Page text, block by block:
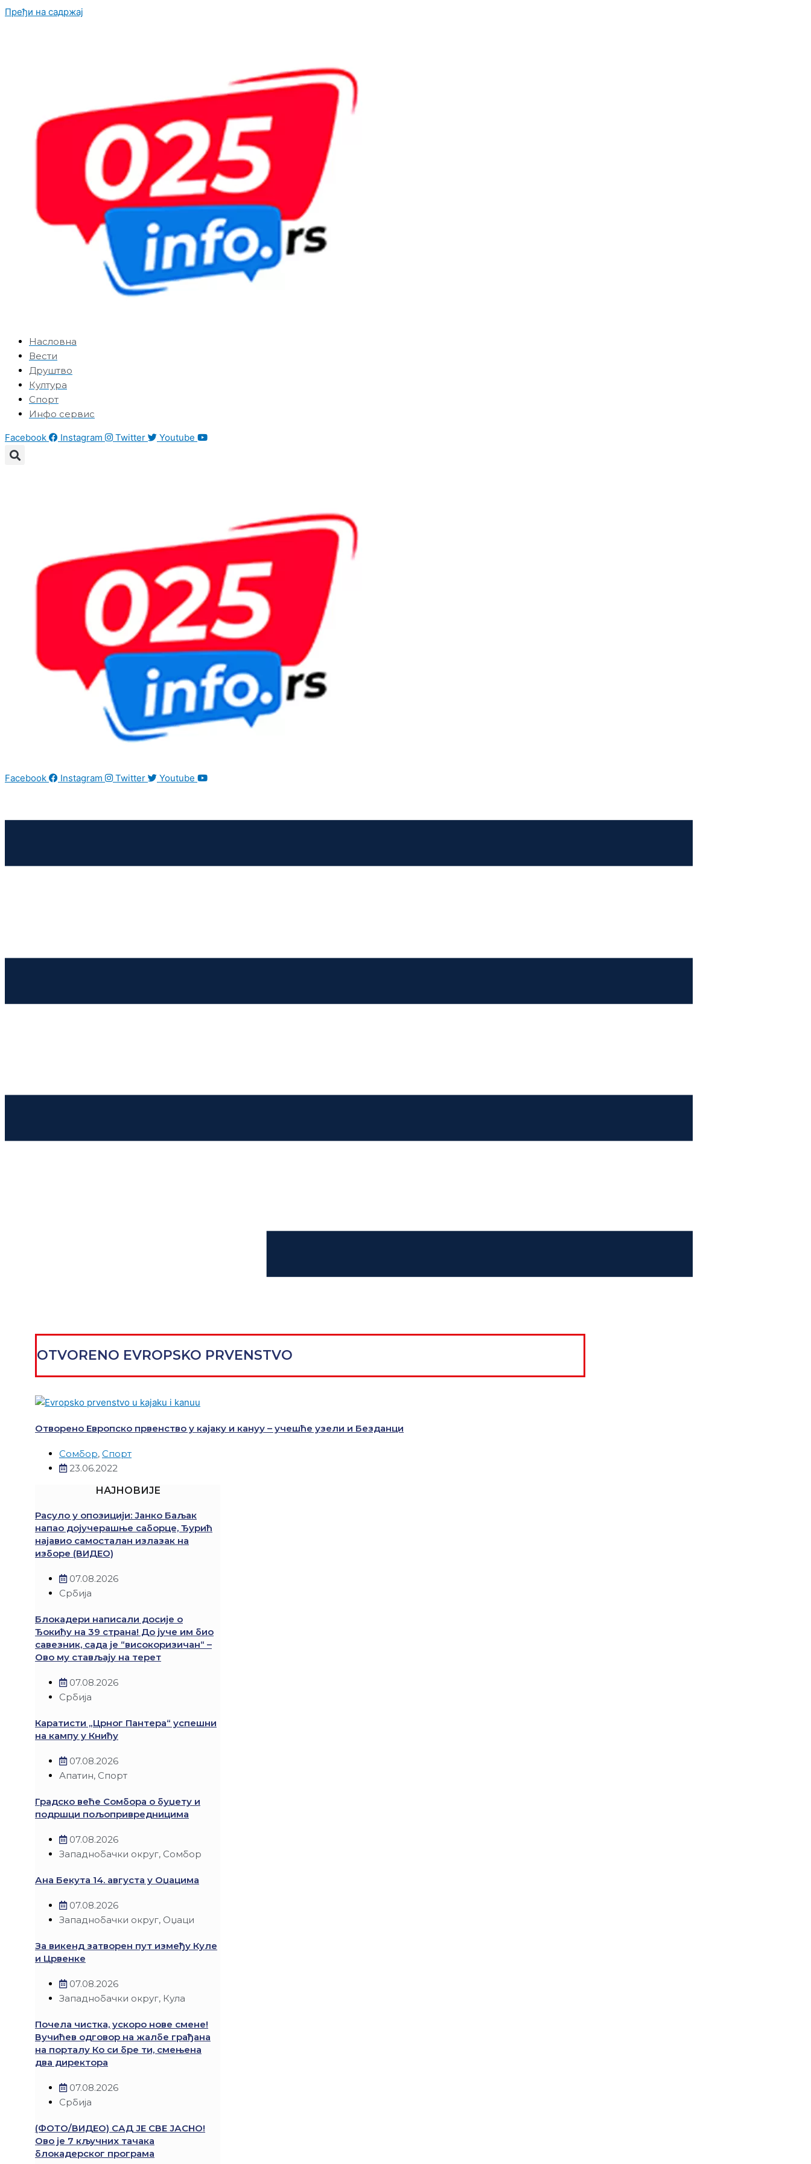
Пређи на садржај
Насловна
Вести
Друштво
Култура
Спорт
Инфо сервис
Facebook Instagram Twitter Youtube
Facebook Instagram Twitter Youtube
OTVORENO EVROPSKO PRVENSTVO
Отворено Европско првенство у кајаку и кануу – учешће узели и Безданци
Сомбор, Спорт
23.06.2022
НАЈНОВИЈЕ
Расуло у опозицији: Јанко Баљак
напао дојучерашње саборце, Ђурић
најавио самосталан излазак на
изборе (ВИДЕО)
07.08.2026
Србија
Блокадери написали досије о
Ђокићу на 39 страна! До јуче им био
савезник, сада је “високоризичан“ –
Ово му стављају на терет
07.08.2026
Србија
Каратисти „Црног Пантера“ успешни
на кампу у Книћу
07.08.2026
Апатин, Спорт
Градско веће Сомбора о буџету и
подршци пољопривредницима
07.08.2026
Западнобачки округ, Сомбор
Ана Бекута 14. августа у Оџацима
07.08.2026
Западнобачки округ, Оџаци
За викенд затворен пут између Куле
и Црвенке
07.08.2026
Западнобачки округ, Кула
Почела чистка, ускоро нове смене!
Вучићев одговор на жалбе грађана
на порталу Ко си бре ти, смењена
два директора
07.08.2026
Србија
(ФОТО/ВИДЕО) САД ЈЕ СВЕ ЈАСНО!
Ово је 7 кључних тачака
блокадерског програма